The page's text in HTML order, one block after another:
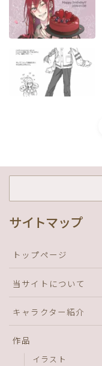
サイトマップ
トップページ
当サイトについて
キャラクター紹介
作品
イラスト